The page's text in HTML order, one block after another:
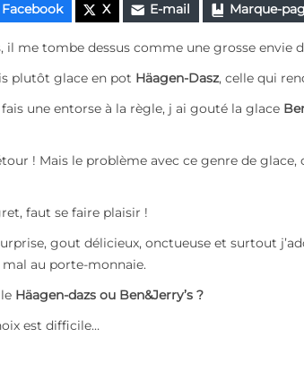
Facebook X E-mail Marque-
il me tombe dessus comme une grosse envie
plutôt glace en pot Häagen-Dasz, celle qui
fais une entorse à la règle, j ai gouté la glace
! Mais le problème avec ce genre de glace,
faut se faire plaisir !
gout délicieux, onctueuse et surtout
au porte-monnaie.
Häagen-dazs ou Ben&Jerry’s ?
est difficile…